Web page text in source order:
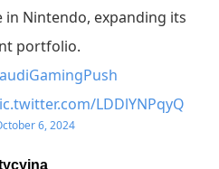
in Nintendo, expanding its
portfolio.
LDDlYNPqyQ
6, 2024